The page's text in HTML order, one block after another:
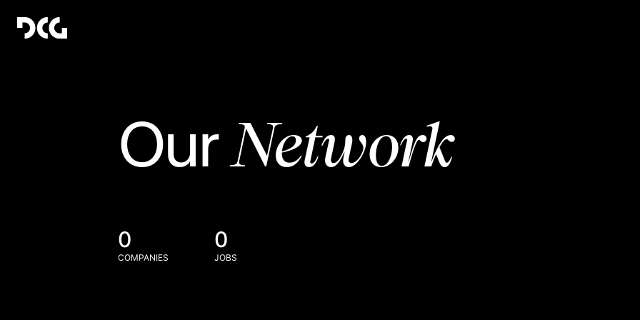
OurNetwork
0
COMPANIES
0
JOBS